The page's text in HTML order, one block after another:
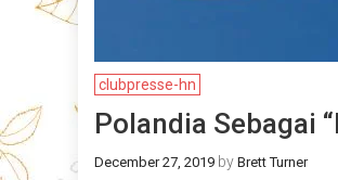
clubpresse-hn
Polandia Sebagai
December 27, 2019 by Brett Turner